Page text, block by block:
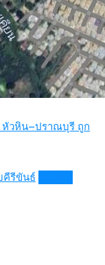
หัวหิน–ปราณบุรี ถูก
คีรีขันธ์